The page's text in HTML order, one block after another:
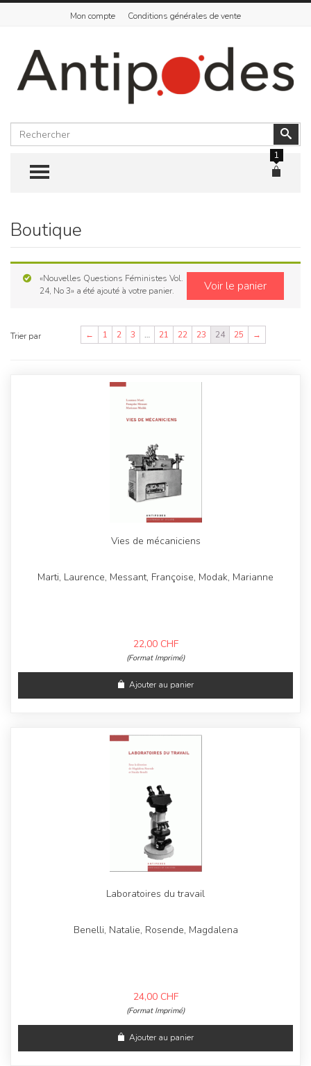
Mon compte Conditions générales de vente
Rechercher
TOGGLE MENU
1
Skip
content
Boutique
Voir le panier
«Nouvelles Questions Féministes Vol.
24, No 3» a été ajouté à votre panier.
Trier par
Vies de mécaniciens
Marti, Laurence, Messant, Françoise, Modak, Marianne
22,00 CHF
(Format Imprimé)
Ajouter au panier
Laboratoires du travail
Benelli, Natalie, Rosende, Magdalena
24,00 CHF
(Format Imprimé)
Ajouter au panier
← 1 2 3 … 21 22 23 24 25 →